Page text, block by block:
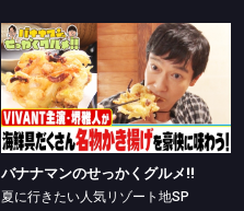
バナナマンのせっかくグルメ!!
夏に行きたい人気リゾート地SP
バナナマンのせっかくグルメ!!
夏に行きたい人気リゾート地SP